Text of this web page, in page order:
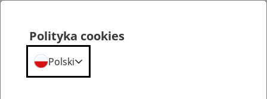
Polityka cookies
Polski